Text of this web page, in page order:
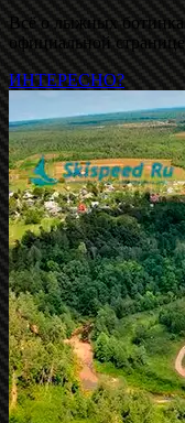
Всё о лыжных
официальной
ИНТЕРЕСНО?